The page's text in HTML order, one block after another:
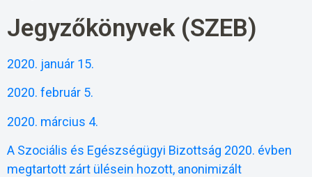
Jegyzőkönyvek (SZEB)
2020. január 15.
2020. február 5.
2020. március 4.
A Szociális és Egészségügyi Bizottság 2020. évben
megtartott zárt ülésein hozott, anonimizált